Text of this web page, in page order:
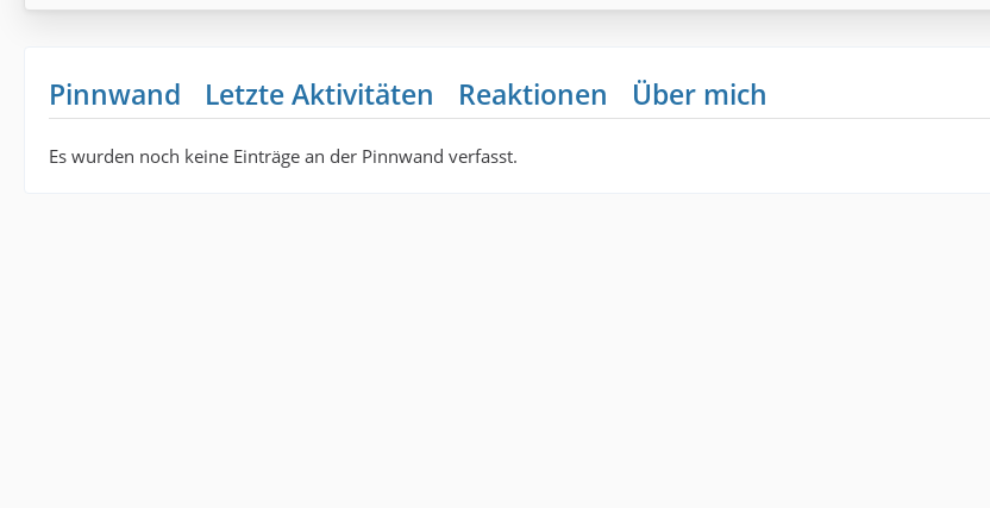
Pinnwand Letzte Aktivitäten Reaktionen Über mich
Es wurden noch keine Einträge an der Pinnwand verfasst.